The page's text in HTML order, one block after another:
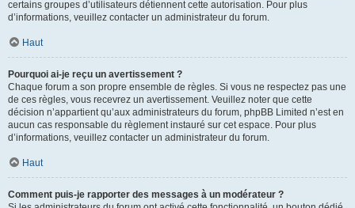
certains groupes d’utilisateurs détiennent cette autorisation. Pour plus
d’informations, veuillez contacter un administrateur du forum.
Haut
Pourquoi ai-je reçu un avertissement ?
Chaque forum a son propre ensemble de règles. Si vous ne respectez pas une
de ces règles, vous recevrez un avertissement. Veuillez noter que cette
décision n’appartient qu’aux administrateurs du forum, phpBB Limited n’est en
aucun cas responsable du règlement instauré sur cet espace. Pour plus
d’informations, veuillez contacter un administrateur du forum.
Haut
Comment puis-je rapporter des messages à un modérateur ?